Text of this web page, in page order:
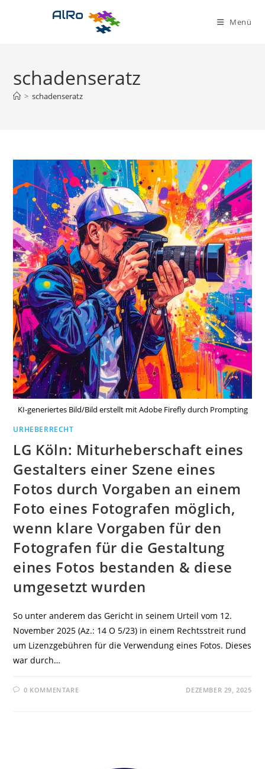
Menü
schadenseratz
> schadenseratz
KI-generiertes Bild/Bild erstellt mit Adobe Firefly durch Prompting
URHEBERRECHT
LG Köln: Miturheberschaft eines
Gestalters einer Szene eines
Fotos durch Vorgaben an einem
Foto eines Fotografen möglich,
wenn klare Vorgaben für den
Fotografen für die Gestaltung
eines Fotos bestanden & diese
umgesetzt wurden
So unter anderem das Gericht in seinem Urteil vom 12.
November 2025 (Az.: 14 O 5/23) in einem Rechtsstreit rund
um Lizenzgebühren für die Verwendung eines Fotos. Dieses
war durch…
0 KOMMENTARE DEZEMBER 29, 2025